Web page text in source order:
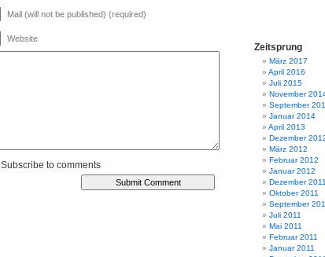
Mail (will not be published) (required)
Website
Subscribe to comments
Zeitsprung
März 2017
April 2016
Juli 2015
November
September
Januar 2014
April 2013
Dezember
März 2012
Februar 2012
Januar 2012
Dezember 2011
Oktober 2011
September
Juli 2011
Mai 2011
Februar 2011
Januar 2011